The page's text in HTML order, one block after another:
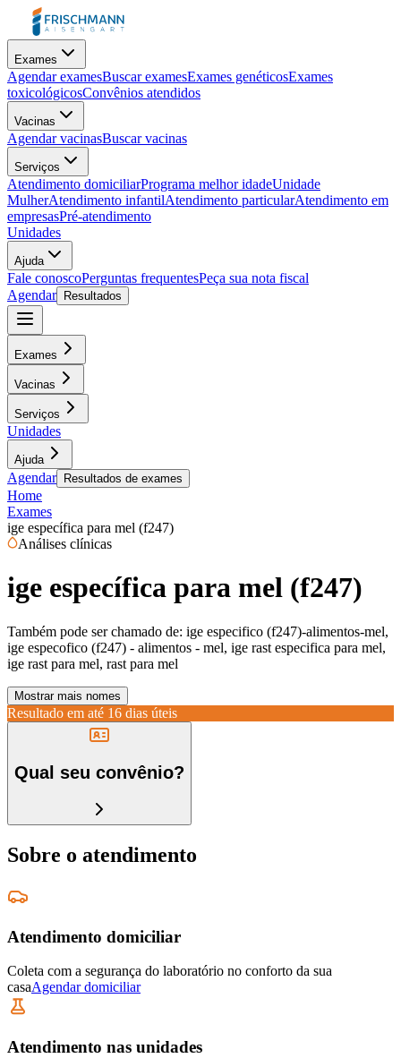
Exames
Agendar examesBuscar examesExames genéticosExames
toxicológicosConvênios atendidos
Vacinas
Agendar vacinasBuscar vacinas
Serviços
Atendimento domiciliarPrograma melhor idadeUnidade
MulherAtendimento infantilAtendimento particularAtendimento em
empresasPré-atendimento
Unidades
Ajuda
Fale conoscoPerguntas frequentesPeça sua nota fiscal
Agendar
Resultados
Exames
Vacinas
Serviços
Unidades
Ajuda
Agendar Resultados de exames
Home
Exames
ige específica para mel (f247)
Análises clínicas
ige específica para mel (f247)
Também pode ser chamado de: ige especifico (f247)-alimentos-mel,
ige especofico (f247) - alimentos - mel, ige rast especifica para mel,
ige rast para mel, rast para mel
Mostrar mais nomes
Resultado em até 16 dias úteis
Qual seu convênio?
Sobre o atendimento
Atendimento domiciliar
Coleta com a segurança do laboratório no conforto da sua
casaAgendar domiciliar
Atendimento nas unidades